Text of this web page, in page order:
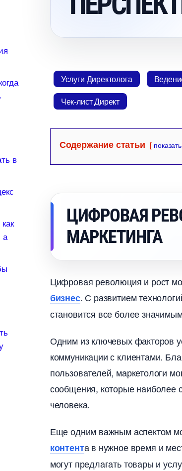
Услуги Директолога
Чек-лист Директ
Содержание статьи показать
ЦИФРОВАЯ
МАРКЕТИНГА
Цифровая революция и рост
изнес. С развитием
становится все более
Одним из ключевых факторов
коммуникации с клиентами.
пользователей, маркетологи
сообщения, которые наиболее
человека.
Еще одним важным аспектом
контента в нужное время и
могут предлагать товары и
а